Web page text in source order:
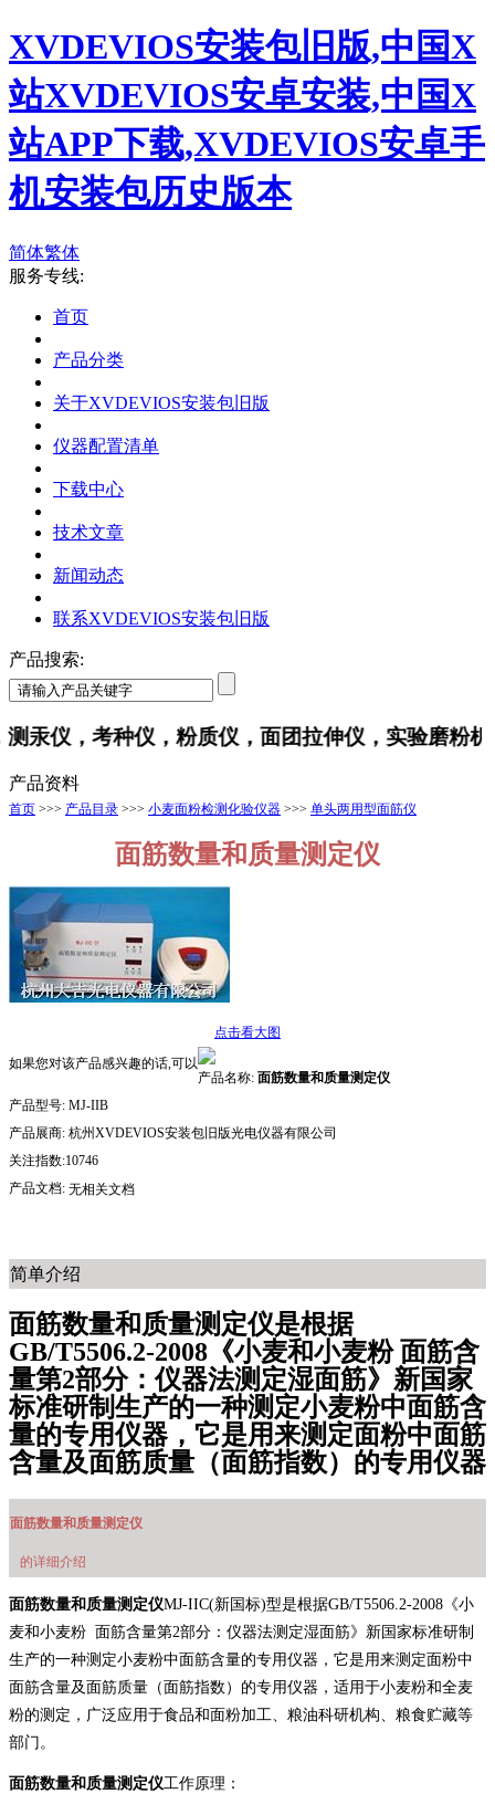
XVDEVIOS安装包旧版,中国X
站XVDEVIOS安卓安装,中国X
站APP下载,XVDEVIOS安卓手
机安装包历史版本
简体繁体
服务专线:
首页
产品分类
关于XVDEVIOS安装包旧版
仪器配置清单
下载中心
技术文章
新闻动态
联系XVDEVIOS安装包旧版
产品搜索:
汞仪，考种仪，粉质仪，面团拉伸仪，实验磨粉机
产品资料
首页 >>> 产品目录 >>> 小麦面粉检测化验仪器 >>> 单头两用型面筋仪
面筋数量和质量测定仪
点击看大图
如果您对该产品感兴趣的话,可以
产品名称: 面筋数量和质量测定仪
产品型号: MJ-IIB
产品展商: 杭州XVDEVIOS安装包旧版光电仪器有限公司
关注指数:10746
产品文档: 无相关文档
简单介绍
面筋数量和质量测定仪是根据
GB/T5506.2-2008《小麦和小麦粉 面筋含
量第2部分：仪器法测定湿面筋》新国家
标准研制生产的一种测定小麦粉中面筋含
量的专用仪器，它是用来测定面粉中面筋
含量及面筋质量（面筋指数）的专用仪器
面筋数量和质量测定仪
的详细介绍
面筋数量和质量测定仪MJ-IIC(新国标)型是根据GB/T5506.2-2008《小
麦和小麦粉 面筋含量第2部分：仪器法测定湿面筋》新国家标准研制
生产的一种测定小麦粉中面筋含量的专用仪器，它是用来测定面粉中
面筋含量及面筋质量（面筋指数）的专用仪器，适用于小麦粉和全麦
粉的测定，广泛应用于食品和面粉加工、粮油科研机构、粮食贮藏等
部门。
面筋数量和质量测定仪工作原理：